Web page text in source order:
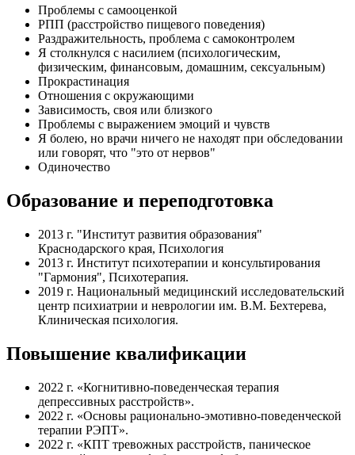
Проблемы с самооценкой
РПП (расстройство пищевого поведения)
Раздражительность, проблема с самоконтролем
Я столкнулся с насилием (психологическим,
физическим, финансовым, домашним, сексуальным)
Прокрастинация
Отношения с окружающими
Зависимость, своя или близкого
Проблемы с выражением эмоций и чувств
Я болею, но врачи ничего не находят при обследовании
или говорят, что "это от нервов"
Одиночество
Образование и переподготовка
2013 г. "Институт развития образования"
Краснодарского края, Психология
2013 г. Институт психотерапии и консультирования
"Гармония", Психотерапия.
2019 г. Национальный медицинский исследовательский
центр психиатрии и неврологии им. В.М. Бехтерева,
Клиническая психология.
Повышение квалификации
2022 г. «Когнитивно-поведенческая терапия
депрессивных расстройств».
2022 г. «Основы рационально-эмотивно-поведенческой
терапии РЭПТ».
2022 г. «КПТ тревожных расстройств, паническое